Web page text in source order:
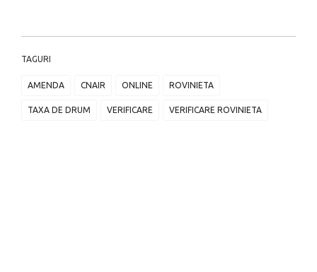
TAGURI
AMENDA CNAIR ONLINE ROVINIETA
TAXA DE DRUM VERIFICARE VERIFICARE ROVINIETA